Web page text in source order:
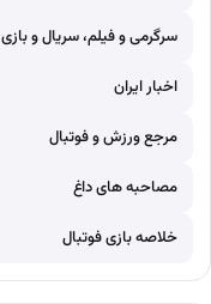
سرگرمی و فیلم، سریال و بازی
اخبار ایران
مرجع ورزش و فوتبال
مصاحبه های داغ
خلاصه بازی فوتبال